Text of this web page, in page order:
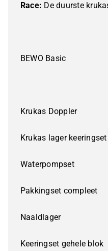
Race: De duurste
BEWO Basic
Krukas Doppler
Krukas lager
Waterpompset
Pakkingset compleet
Naaldlager
Keeringset gehele blok